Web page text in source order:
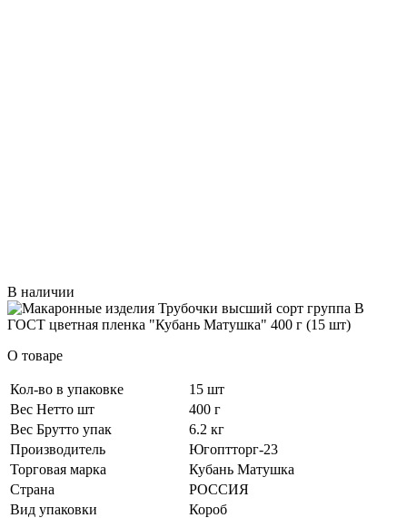
В наличии
О товаре
Кол-во в упаковке
15 шт
Вес Нетто шт
400 г
Вес Брутто упак
6.2 кг
Производитель
Югоптторг-23
Торговая марка
Кубань Матушка
Страна
РОССИЯ
Вид упаковки
Короб